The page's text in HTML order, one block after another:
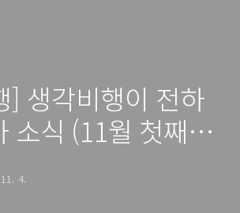
] 생각비행이 전하
소식 (11월 첫째
4.